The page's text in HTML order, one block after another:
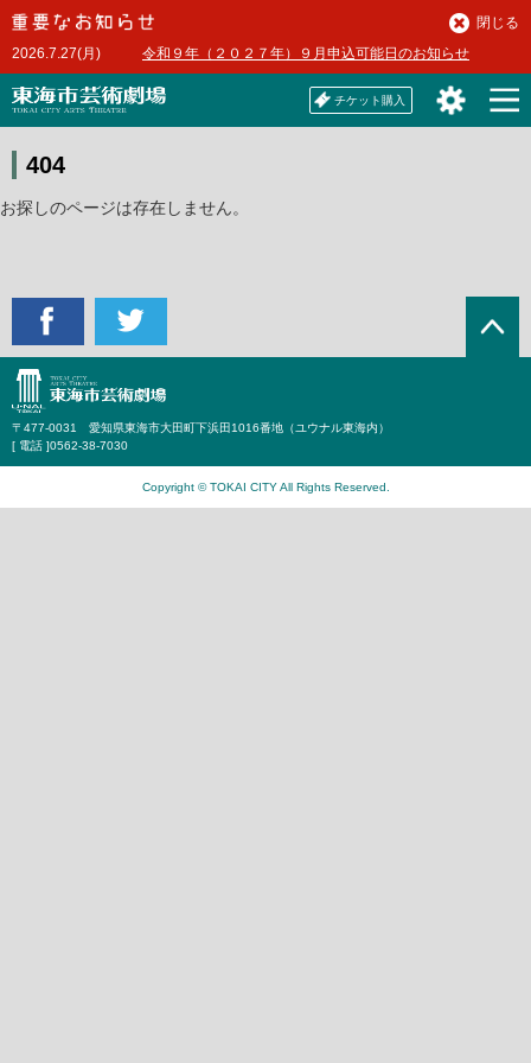
本
文
へ2026.7.27(月) 令和９年（２０２７年）９月申込可能日のお知らせ
閉じる
チケット購入
404
お探しのページは存在しません。
〒477-0031 愛知県東海市大田町下浜田1016番地（ユウナル東海内）
[ 電話 ]0562-38-7030
Copyright © TOKAI CITY All Rights Reserved.